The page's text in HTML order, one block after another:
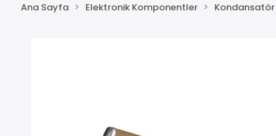
Ana Sayfa Elektronik Komponentler Kondansatör